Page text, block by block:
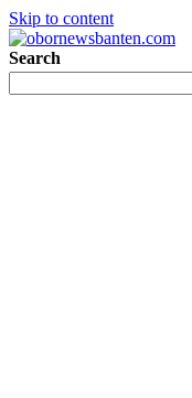
Skip to content
Search